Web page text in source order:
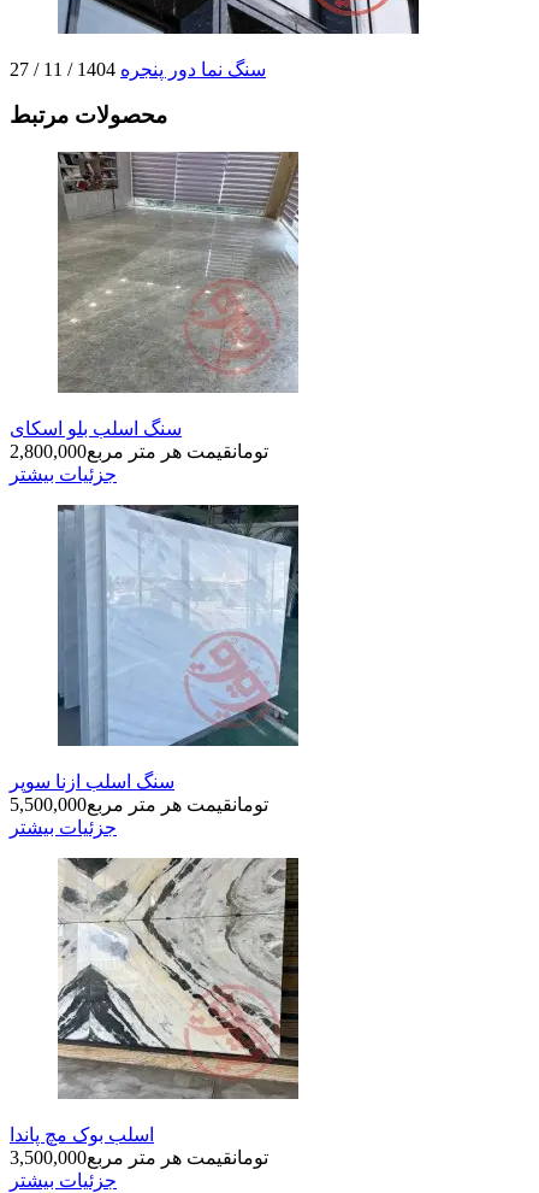
سنگ نما دور پنجره 1404 / 11 / 27
محصولات مرتبط
سنگ اسلب بلو اسکای
2,800,000
تومانقیمت هر متر مربع
جزئیات بیشتر
سنگ اسلب ازنا سوپر
5,500,000
تومانقیمت هر متر مربع
جزئیات بیشتر
اسلب بوک مچ پاندا
3,500,000
تومانقیمت هر متر مربع
جزئیات بیشتر